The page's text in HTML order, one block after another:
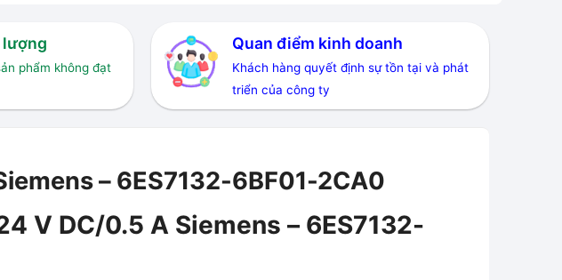
lượng
phẩm không đạt
Quan điểm kinh doanh
Khách hàng quyết định sự tồn tại và phát
triển của công ty
– 6ES7132-6BF01-2CA0
V DC/0.5 A Siemens – 6ES7132-